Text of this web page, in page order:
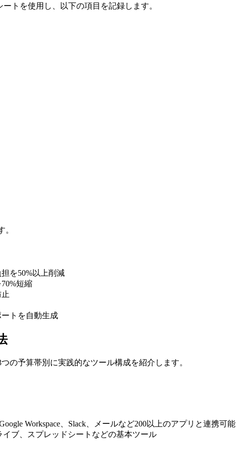
トを使用し、以下の項目を記録します。
を50%以上削減
短縮
トを自動生成
の予算帯別に実践的なツール構成を紹介します。
Workspace、Slack、メールなど200以上のアプリと連携可能
イブ、スプレッドシートなどの基本ツール